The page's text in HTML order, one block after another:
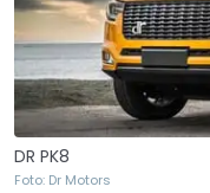
DR PK8
Foto: Dr Motors